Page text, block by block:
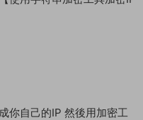
你自己的IP 然後用加密工